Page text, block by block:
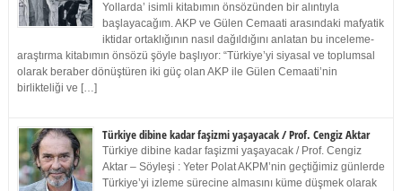
Yollarda’ isimli kitabımın önsözünden bir alıntıyla
başlayacağım. AKP ve Gülen Cemaati arasındaki mafyatik
iktidar ortaklığının nasıl dağıldığını anlatan bu inceleme-
araştırma kitabımın önsözü şöyle başlıyor: “Türkiye’yi siyasal ve toplumsal
olarak beraber dönüştüren iki güç olan AKP ile Gülen Cemaati’nin
birlikteliği ve […]
Türkiye dibine kadar faşizmi yaşayacak / Prof. Cengiz Aktar
Türkiye dibine kadar faşizmi yaşayacak / Prof. Cengiz
Aktar – Söyleşi : Yeter Polat AKPM’nin geçtiğimiz günlerde
Türkiye’yi izleme sürecine almasını küme düşmek olarak